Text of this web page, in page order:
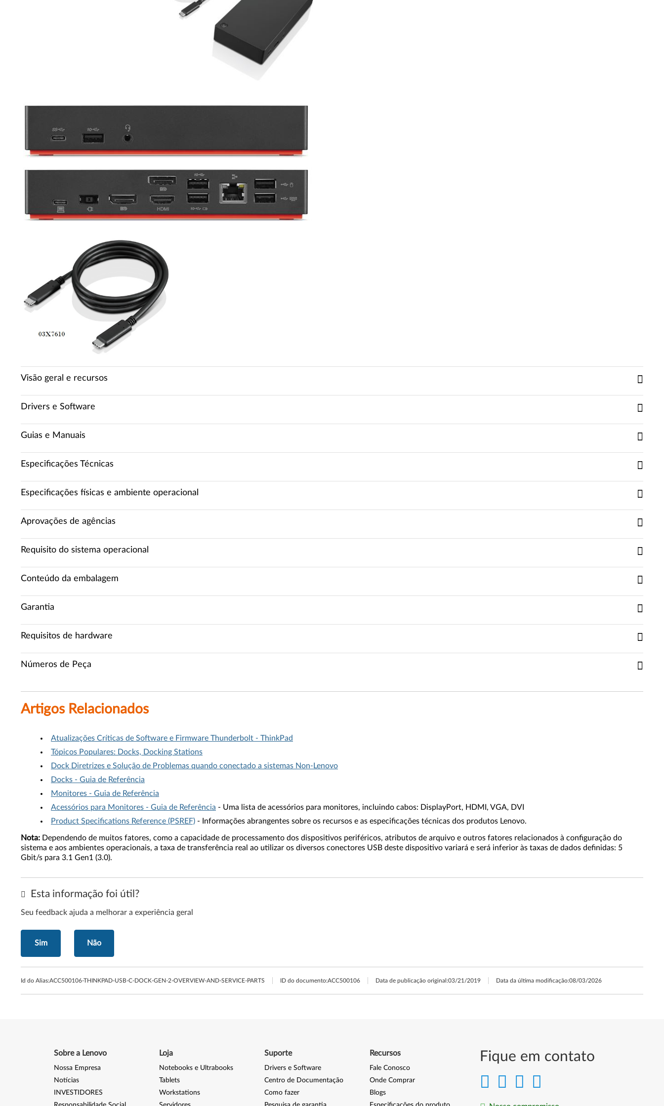
Visão geral e recursos
Drivers e Software
Guias e Manuais
Especificações Técnicas
Especificações físicas e ambiente operacional
Aprovações de agências
Requisito do sistema operacional
Conteúdo da embalagem
Garantia
Requisitos de hardware
Números de Peça
Artigos Relacionados
Atualizações Críticas de Software e Firmware Thunderbolt - ThinkPad
Tópicos Populares: Docks, Docking Stations
Dock Diretrizes e Solução de Problemas quando conectado a sistemas Non-Lenovo
Docks - Guia de Referência
Monitores - Guia de Referência
Acessórios para Monitores - Guia de Referência - Uma lista de acessórios para monitores, incluindo cabos: DisplayPort, HDMI, VGA, DVI
Product Specifications Reference (PSREF) - Informações abrangentes sobre os recursos e as especificações técnicas dos produtos Lenovo.
Nota: Dependendo de muitos fatores, como a capacidade de processamento dos dispositivos periféricos, atributos de arquivo e outros fatores relacionados à configuração do
sistema e aos ambientes operacionais, a taxa de transferência real ao utilizar os diversos conectores USB deste dispositivo variará e será inferior às taxas de dados definidas: 5
Gbit/s para 3.1 Gen1 (3.0).
Esta informação foi útil?
Seu feedback ajuda a melhorar a experiência geral
Sim Não
Id do Alias:ACC500106-THINKPAD-USB-C-DOCK-GEN-2-OVERVIEW-AND-SERVICE-PARTS ID do documento:ACC500106 Data de publicação original:03/21/2019 Data da última modificação:08/03/2026
Fique em contato
Sobre a Lenovo
Nossa Empresa
Notícias
INVESTIDORES
Loja
Notebooks e Ultrabooks
Tablets
Workstations
Suporte
Drivers e Software
Centro de Documentação
Como fazer
Recursos
Fale Conosco
Onde Comprar
Blogs